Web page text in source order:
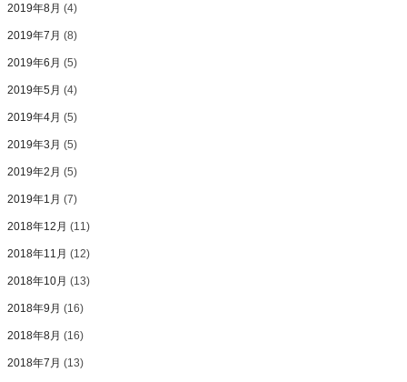
2019年8月 (4)
2019年7月 (8)
2019年6月 (5)
2019年5月 (4)
2019年4月 (5)
2019年3月 (5)
2019年2月 (5)
2019年1月 (7)
2018年12月 (11)
2018年11月 (12)
2018年10月 (13)
2018年9月 (16)
2018年8月 (16)
2018年7月 (13)